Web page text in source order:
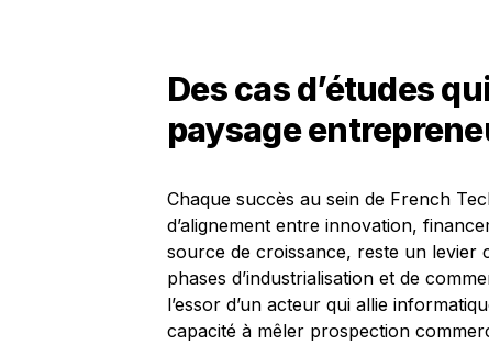
Des cas d’études
paysage
Chaque succès au sein de French
d’alignement entre innovation,
source de croissance, reste un levier
phases d’industrialisation et de
l’essor d’un acteur qui allie
capacité à mêler prospection